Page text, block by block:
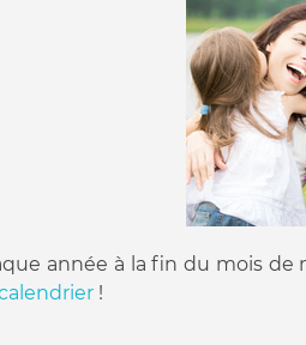
année à la fin du mois de
!